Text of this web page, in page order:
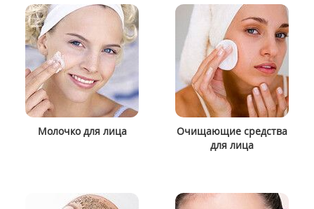
Молочко для лица
Очищающие средства
для лица